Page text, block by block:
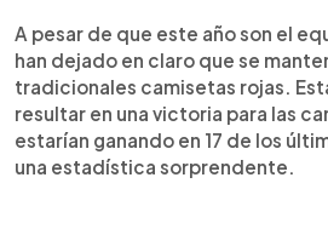
A pesar de que este año son el
han dejado en claro que se
tradicionales camisetas rojas.
resultar en una victoria para las
estarían ganando en 17 de los
una estadística sorprendente.